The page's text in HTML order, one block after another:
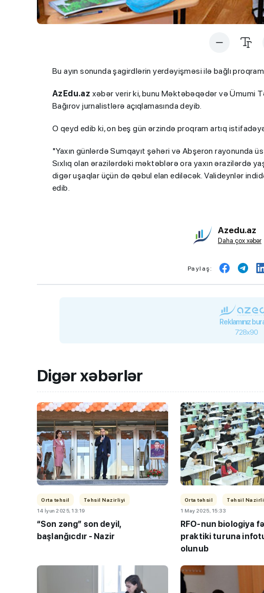
Bu ayın sonunda şagirdlərin yerdəyişməsi ilə bağlı
AzEdu.az xəbər verir ki, bunu Məktəbəqədər və Ümumi
Bağırov jurnalistlərə açıqlamasında deyib.
O qeyd edib ki, on beş gün ərzində proqram artıq
"Yaxın günlərdə Sumqayıt şəhəri və Abşeron rayonunda
Sıxlıq olan ərazilərdəki məktəblərə ora yaxın ərazilərdə
digər uşaqlar üçün də qəbul elan ediləcək. Valideynlər
edib.
Azedu.az
Daha çox xəbər
Paylaş:
Reklamınız
728x90
Digər xəbərlər
Orta təhsil
Təhsil Nazirliyi
14 İyun 2025, 13:19
“Son zəng” son deyil,
başlanğıcdır - Nazir
Orta təhsil
Təhsil
1 May 2025, 15:33
RFO-nun biologiya
praktiki turuna
olunub